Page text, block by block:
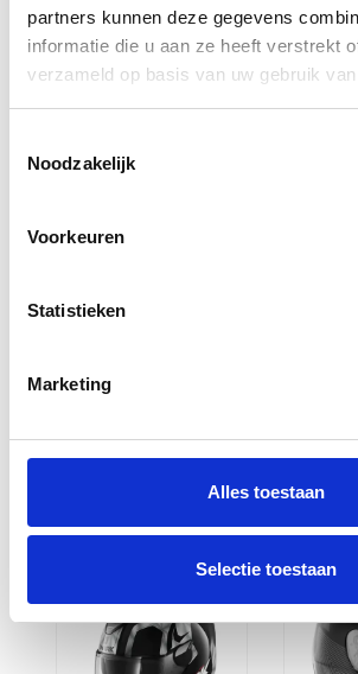
partners kunnen deze gegevens
informatie die u aan ze heeft verstrekt
verzameld op basis van uw gebruik
Noodzakelijk
Voorkeuren
Statistieken
Marketing
Alles toestaan
Selectie toestaan
producten
AGV K5
Gunmetal
379,95
prijs
was:
€379,95.
Huidige
prijs
is:
€246,95.
-35%